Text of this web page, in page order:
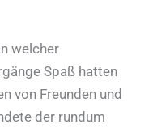
welcher
Spaß hatten
von Freunden und
der rundum